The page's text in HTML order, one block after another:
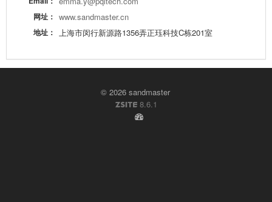
网址： www.sandmaster.cn
地址： 上海市闵行新源路1356弄正珏科技C栋201室
© 2026 sandmaster
ZSITE
8.6.1